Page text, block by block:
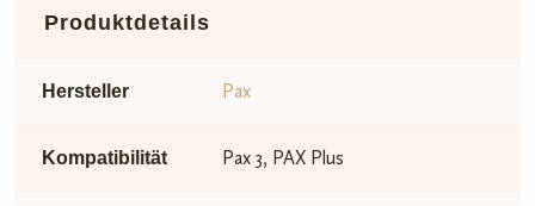
Produktdetails
Hersteller Pax
Kompatibilität Pax 3, PAX Plus